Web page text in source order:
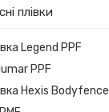
плівки
Legend PPF
PPF
Hexis Bodyfence